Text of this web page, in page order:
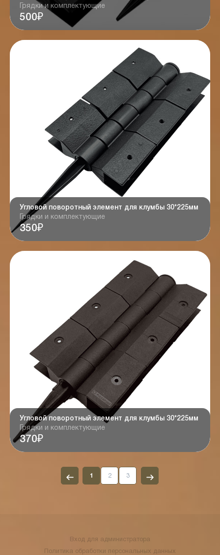
Грядки и комплектующие
500₽
Угловой поворотный элемент для клумбы 30*225мм
Грядки и комплектующие
350₽
Угловой поворотный элемент для клумбы 30*225мм
Грядки и комплектующие
370₽
1 2 3
Вход для администратора
Политика обработки персональных данных